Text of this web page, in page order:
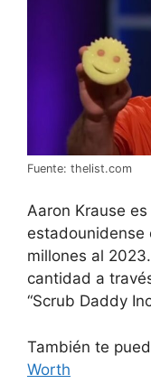
Fuente: thelist.com
Aaron Krause
estadounidense
millones al
cantidad a
“Scrub Daddy
También te
Worth